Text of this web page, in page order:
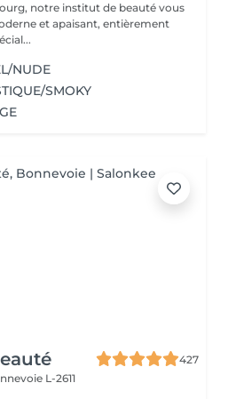
notre institut de beauté vous
et apaisant, entièrement
bien-être. Spécial...
NUDE
SMOKY
427
L-2611